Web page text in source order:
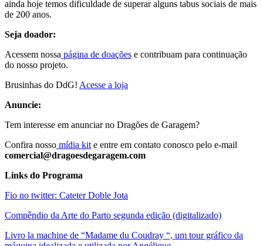
ainda hoje temos dificuldade de superar alguns tabus sociais de mais
de 200 anos.
Seja doador:
Acessem nossa página de doações e contribuam para continuação
do nosso projeto.
Brusinhas do DdG! Acesse a loja
Anuncie:
Tem interesse em anunciar no Dragões de Garagem?
Confira nosso mídia kit e entre em contato conosco pelo e-mail
comercial@dragoesdegaragem.com
Links do Programa
Fio no twitter: Cateter Doble Jota
Compêndio da Arte do Parto segunda edição (digitalizado)
Livro la machine de “Madame du Coudray “, um tour gráfico da